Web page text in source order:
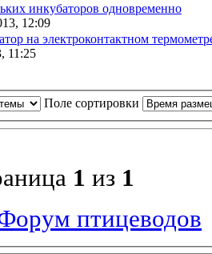
инкубаторов одновременно
12:09
на электроконтактном
11:25
Поле сортировки
1 из 1
птицеводов